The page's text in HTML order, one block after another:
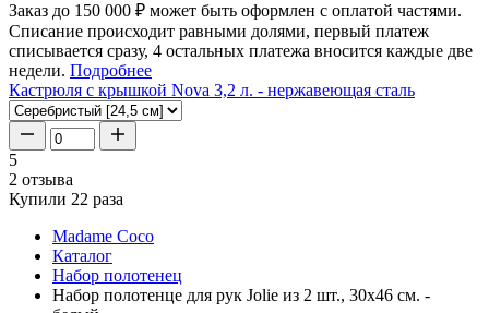
Заказ до 150 000 ₽ может быть оформлен с оплатой частями.
Списание происходит равными долями, первый платеж
списывается сразу, 4 остальных платежа вносится каждые две
недели. Подробнее
Кастрюля с крышкой Nova 3,2 л. - нержавеющая сталь
5
2 отзыва
Купили 22 раза
Madame Coco
Каталог
Набор полотенец
Набор полотенце для рук Jolie из 2 шт., 30x46 см. -